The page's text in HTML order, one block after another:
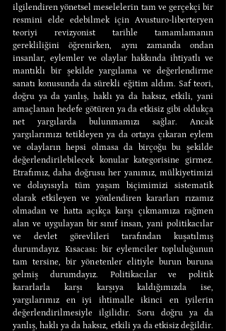
ilgilendiren yönetsel meselelerin tam ve gerçekçi bir
resmini elde edebilmek için Avusturo-liberteryen
teoriyi revizyonist tarihle tamamlamanın
gerekliliğini öğrenirken, aynı zamanda ondan
insanlar, eylemler ve olaylar hakkında ihtiyatlı ve
mantıklı bir şekilde yargılama ve değerlendirme
sanatı konusunda da sürekli eğitim aldım. Saf teori,
doğru ya da yanlış, haklı ya da haksız, etkili, yani
amaçlanan hedefe götüren ya da etkisiz gibi oldukça
net yargılarda bulunmamızı sağlar. Ancak
yargılarımızı tetikleyen ya da ortaya çıkaran eylem
ve olayların hepsi olmasa da birçoğu bu şekilde
değerlendirilebilecek konular kategorisine girmez.
Etrafımız, daha doğrusu her yanımız, mülkiyetimizi
ve dolayısıyla tüm yaşam biçimimizi sistematik
olarak etkileyen ve yönlendiren kararları rızamız
olmadan ve hatta açıkça karşı çıkmamıza rağmen
alan ve uygulayan bir sınıf insan, yani politikacılar
ve devlet görevlileri tarafından kuşatılmış
durumdayız. Kısacası: bir eylemciler topluluğunun
tam tersine, bir yönetenler elitiyle burun buruna
gelmiş durumdayız. Politikacılar ve politik
kararlarla karşı karşıya kaldığımızda ise,
yargılarımız en iyi ihtimalle ikinci en iyilerin
değerlendirilmesiyle ilgilidir. Soru doğru ya da
yanlış, haklı ya da haksız, etkili ya da etkisiz değildir.